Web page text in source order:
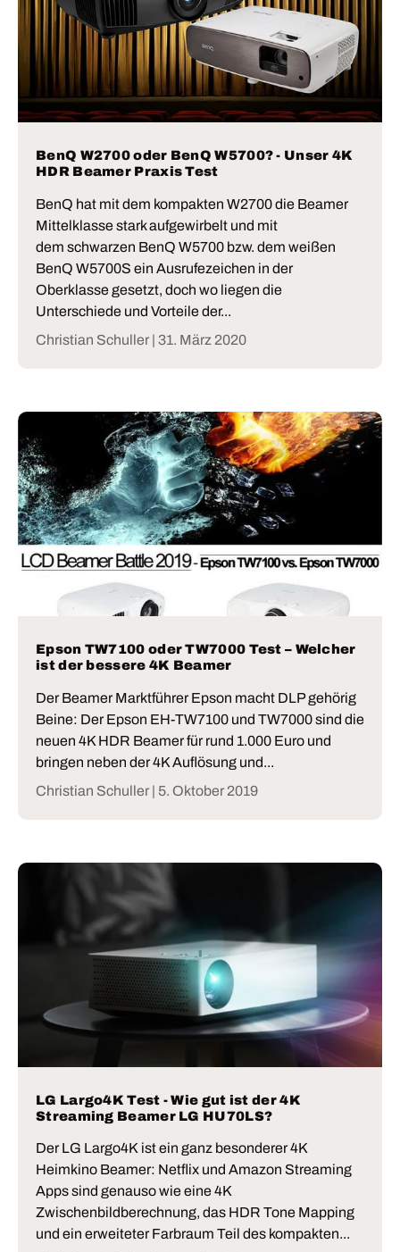
BenQ W2700 oder BenQ W5700? - Unser 4K
HDR Beamer Praxis Test
BenQ hat mit dem kompakten W2700 die Beamer
Mittelklasse stark aufgewirbelt und mit
dem schwarzen BenQ W5700 bzw. dem weißen
BenQ W5700S ein Ausrufezeichen in der
Oberklasse gesetzt, doch wo liegen die
Unterschiede und Vorteile der...
Christian Schuller | 31. März 2020
Epson TW7100 oder TW7000 Test – Welcher
ist der bessere 4K Beamer
Der Beamer Marktführer Epson macht DLP gehörig
Beine: Der Epson EH-TW7100 und TW7000 sind die
neuen 4K HDR Beamer für rund 1.000 Euro und
bringen neben der 4K Auflösung und...
Christian Schuller | 5. Oktober 2019
LG Largo4K Test - Wie gut ist der 4K
Streaming Beamer LG HU70LS?
Der LG Largo4K ist ein ganz besonderer 4K
Heimkino Beamer: Netflix und Amazon Streaming
Apps sind genauso wie eine 4K
Zwischenbildberechnung, das HDR Tone Mapping
und ein erweiteter Farbraum Teil des kompakten...